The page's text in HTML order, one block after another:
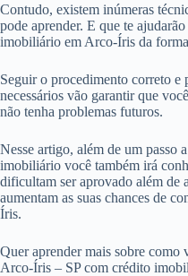
Contudo, existem inúmeras
pode aprender. E que te
imobiliário em Arco-Íris da
Seguir o procedimento correto e
necessários vão garantir que
não tenha problemas futuros.
Nesse artigo, além de um passo
imobiliário você também irá
dificultam ser aprovado além de
aumentam as suas chances de
Íris.
Quer aprender mais sobre como
Arco-Íris – SP com crédito